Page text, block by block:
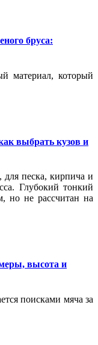
бруса:
материал, который
выбрать кузов и
песка, кирпича и
Глубокий тонкий
но не рассчитан на
высота и
поисками мяча за